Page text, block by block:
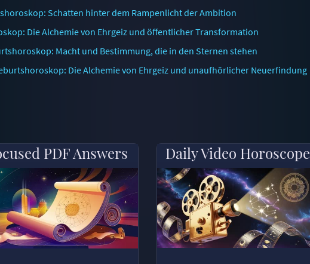
Schatten hinter dem Rampenlicht der Ambition
Die Alchemie von Ehrgeiz und öffentlicher Transformation
Macht und Bestimmung, die in den Sternen stehen
Die Alchemie von Ehrgeiz und unaufhörlicher Neuerfindung
PDF Answers Daily Video Horoscope